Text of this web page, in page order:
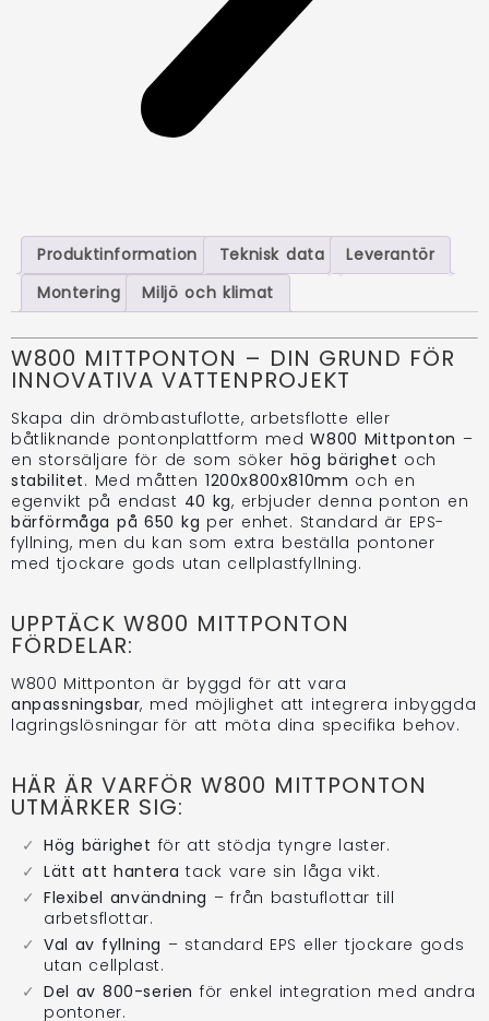
Produktinformation Teknisk data
Leverantör
Montering
Miljö och klimat
W800 MITTPONTON – DIN GRUND FÖR
INNOVATIVA VATTENPROJEKT
Skapa din drömbastuflotte, arbetsflotte eller
båtliknande pontonplattform medW800 Mittponton –
en storsäljare för de som söker hög bärighet och
stabilitet. Med måtten 1200x800x810mm och en
egenvikt på endast 40 kg, erbjuder denna ponton en
bärförmåga på 650 kg per enhet. Standard är EPS-
fyllning, men du kan som extra beställa pontoner
med tjockare gods utan cellplastfyllning.
UPPTÄCK W800 MITTPONTON
FÖRDELAR:
W800 Mittponton är byggd för att vara
anpassningsbar, med möjlighet att integrera inbyggda
lagringslösningar för att möta dina specifika behov.
HÄR ÄR VARFÖR W800 MITTPONTON
UTMÄRKER SIG:
Hög bärighet för att stödja tyngre laster.
Lätt att hantera tack vare sin låga vikt.
Flexibel användning – från bastuflottar till
arbetsflottar.
Val av fyllning – standard EPS eller tjockare gods
utan cellplast.
Del av 800-serien för enkel integration med andra
pontoner.